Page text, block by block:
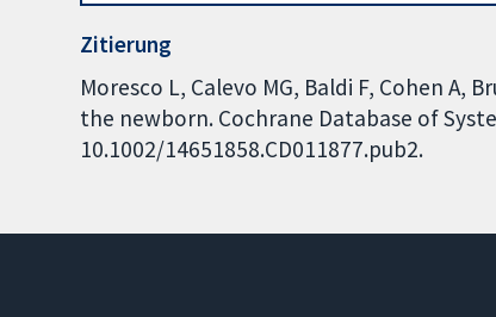
Zitierung
Moresco L, Calevo MG, Baldi F, Cohen
the newborn. Cochrane Database of
10.1002/14651858.CD011877.pub2.